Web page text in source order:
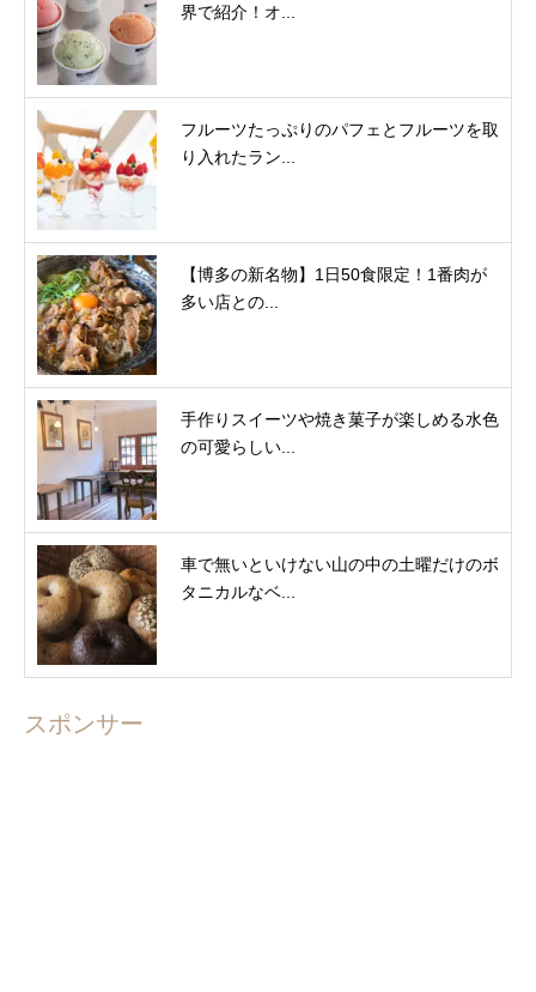
界で紹介！オ...
フルーツたっぷりのパフェとフルーツを取
り入れたラン...
【博多の新名物】1日50食限定！1番肉が
多い店との...
手作りスイーツや焼き菓子が楽しめる水色
の可愛らしい...
車で無いといけない山の中の土曜だけのボ
タニカルなベ...
スポンサー